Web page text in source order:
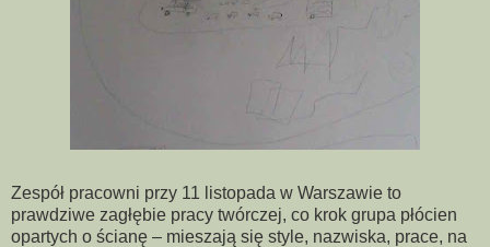
Zespół pracowni przy 11 listopada w Warszawie to
prawdziwe zagłębie pracy twórczej, co krok grupa płócien
opartych o ścianę – mieszają się style, nazwiska, prace, na